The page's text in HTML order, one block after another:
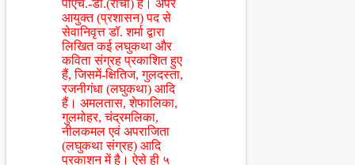
पीएच.-डी.(रांची) है। अपर
आयुक्त (प्रशासन) पद से
सेवानिवृत्त डॉ. शर्मा द्वारा
लिखित कई लघुकथा और
कविता संग्रह प्रकाशित हुए
हैं, जिसमें-क्षितिज, गुलदस्ता,
रजनीगंधा (लघुकथा) आदि
हैं। अमलतास, शेफालिका,
गुलमोहर, चंद्रमलिका,
नीलकमल एवं अपराजिता
(लघुकथा संग्रह) आदि
प्रकाशन में है। ऐसे ही ५